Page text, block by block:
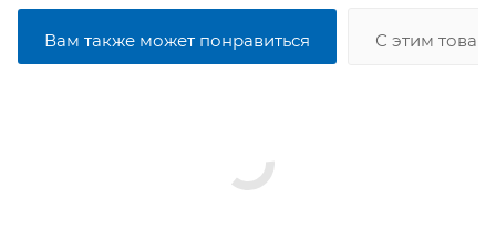
Вам также может понравиться С этим